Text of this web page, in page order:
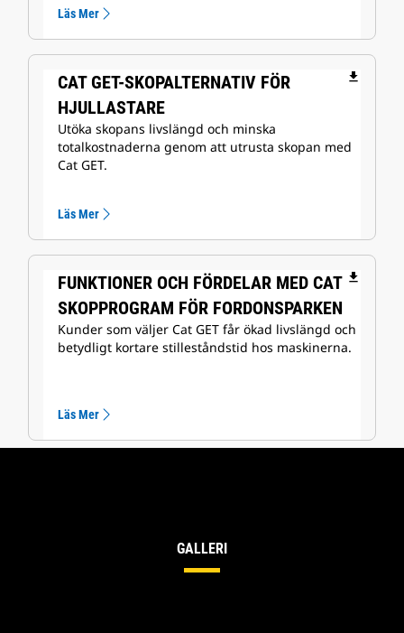
Läs Mer
CAT GET-SKOPALTERNATIV FÖR
HJULLASTARE
file_download
Utöka skopans livslängd och minska
totalkostnaderna genom att utrusta skopan med
Cat GET.
Läs Mer
FUNKTIONER OCH FÖRDELAR MED CAT
SKOPPROGRAM FÖR FORDONSPARKEN
file_download
Kunder som väljer Cat GET får ökad livslängd och
betydligt kortare stilleståndstid hos maskinerna.
Läs Mer
GALLERI